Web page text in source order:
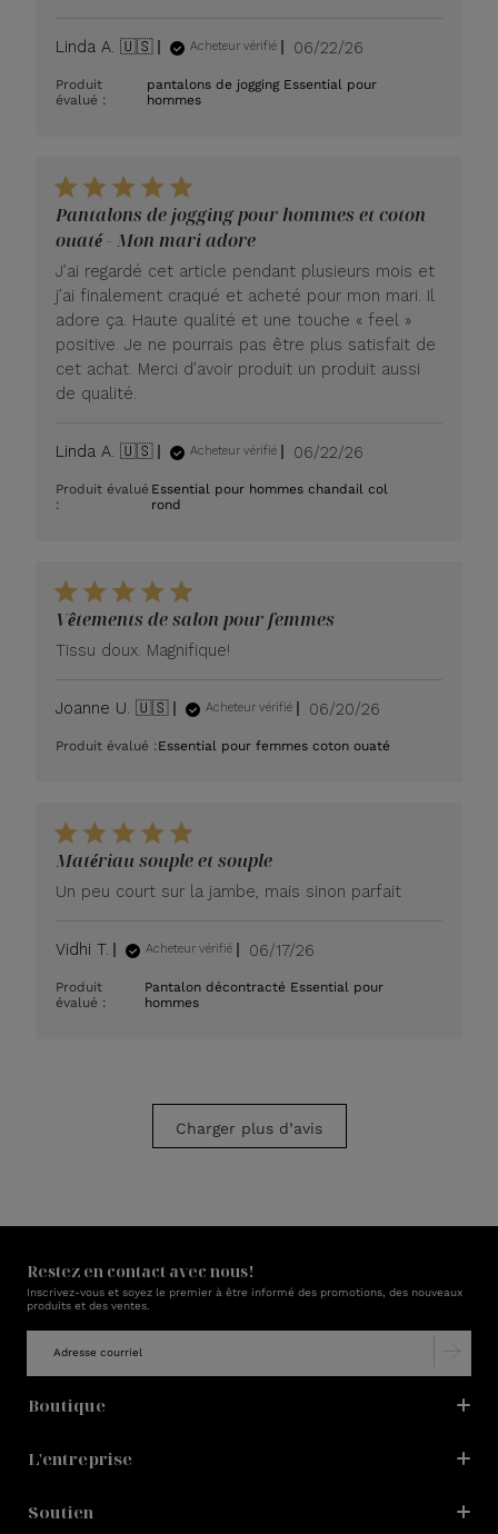
Linda A. 🇺🇸 Acheteur vérifié
Date
publication
06/22/26
Produit
évalué :
pantalons de jogging Essential pour
hommes
Pantalons de jogging pour hommes et coton
ouaté - Mon mari adore
J’ai regardé cet article pendant plusieurs mois et
j’ai finalement craqué et acheté pour mon mari. Il
adore ça. Haute qualité et une touche « feel »
positive. Je ne pourrais pas être plus satisfait de
cet achat. Merci d’avoir produit un produit aussi
de qualité.
Linda A. 🇺🇸 Acheteur vérifié
Date
publication
06/22/26
Produit évalué
:
Essential pour hommes chandail col
rond
Vêtements de salon pour femmes
Tissu doux. Magnifique!
Joanne U. 🇺🇸 Acheteur vérifié
Date
publication
06/20/26
Produit évalué :Essential pour femmes coton ouaté
Matériau souple et souple
Un peu court sur la jambe, mais sinon parfait
Vidhi T. Acheteur vérifié
Date
publication
06/17/26
Produit
évalué :
Pantalon décontracté Essential pour
hommes
Charger plus d’avis
Restez en contact avec nous!
Inscrivez-vous et soyez le premier à être informé des promotions, des nouveaux
produits et des ventes.
Boutique
L'entreprise
Soutien